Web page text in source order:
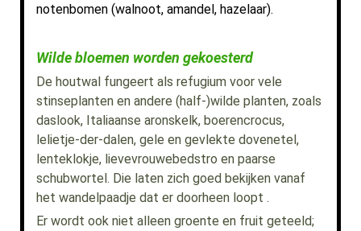
notenbomen (walnoot, amandel, hazelaar).
Wilde bloemen worden gekoesterd
De houtwal fungeert als refugium voor vele
stinseplanten en andere (half-)wilde planten, zoals
daslook, Italiaanse aronskelk, boerencrocus,
lelietje-der-dalen, gele en gevlekte dovenetel,
lenteklokje, lievevrouwebedstro en paarse
schubwortel. Die laten zich goed bekijken vanaf
het wandelpaadje dat er doorheen loopt .
Er wordt ook niet alleen groente en fruit geteeld;